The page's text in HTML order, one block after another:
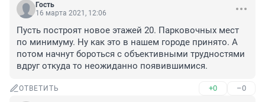
Гость
16 марта 2021, 12:06
Пусть построят новое этажей 20. Парковочных мест
по минимуму. Ну как это в нашем городе принято. А
потом начнут бороться с объективными трудностями
вдруг откуда то неожиданно появившимися.
ОТВЕТИТЬ +0 –0